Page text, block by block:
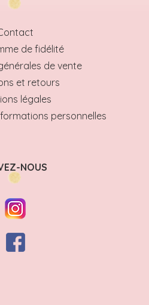
de fidélité
de vente
et retours
légales
personnelles
NOUS